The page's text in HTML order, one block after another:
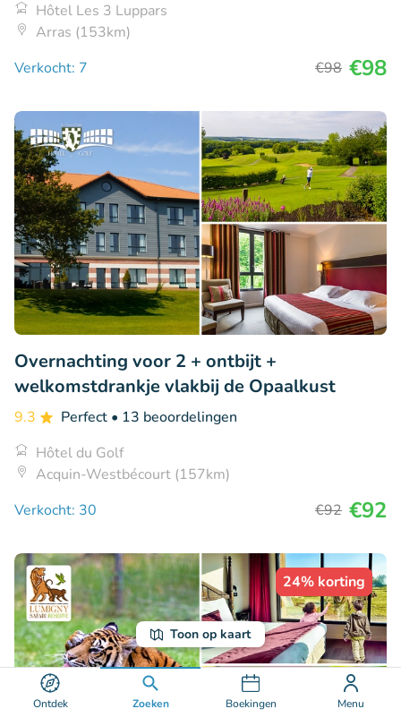
Ontdek Zoeken Boekingen Menu
Toon op kaart
Hôtel Les 3 Luppars
Arras (153km)
Verkocht: 7
€98 €98
Overnachting voor 2 + ontbijt +
welkomstdrankje vlakbij de Opaalkust
9.3 Perfect • 13 beoordelingen
Hôtel du Golf
Acquin-Westbécourt (157km)
Verkocht: 30
€92 €92
24% korting